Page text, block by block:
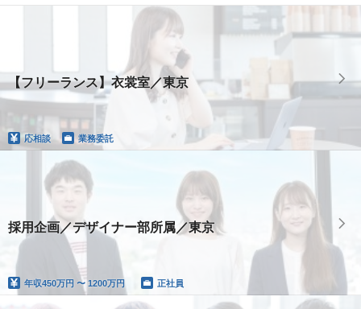
【フリーランス】衣裳室／東京
応相談 業務委託
採用企画／デザイナー部所属／東京
年収450万円 〜 1200万円 正社員